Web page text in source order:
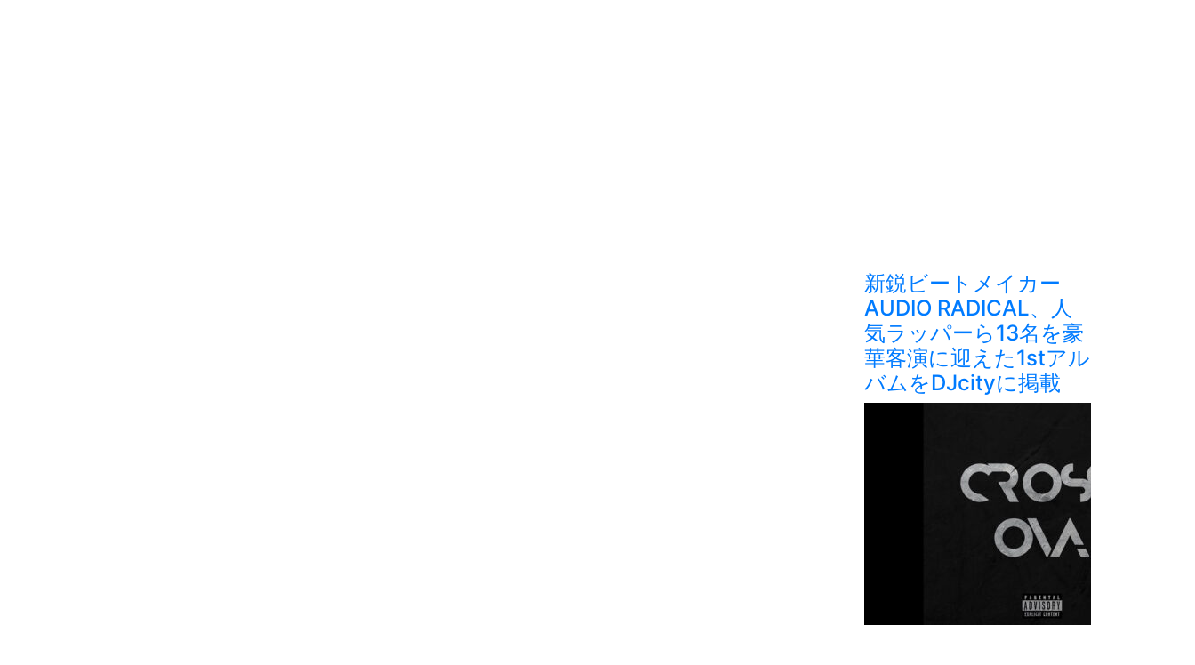
新鋭ビートメイカー
AUDIO RADICAL、人
気ラッパーら13名を豪
華客演に迎えた1stアル
バムをDJcityに掲載